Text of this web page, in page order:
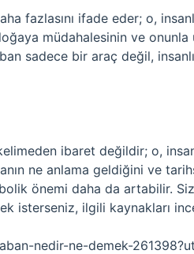
fazlasını ifade eder; o,
müdahalesinin ve onunla
sadece bir araç değil,
ibaret değildir; o,
ne anlama geldiğini ve
önemi daha da artabilir.
isterseniz, ilgili kaynakları
nedir-ne-demek-